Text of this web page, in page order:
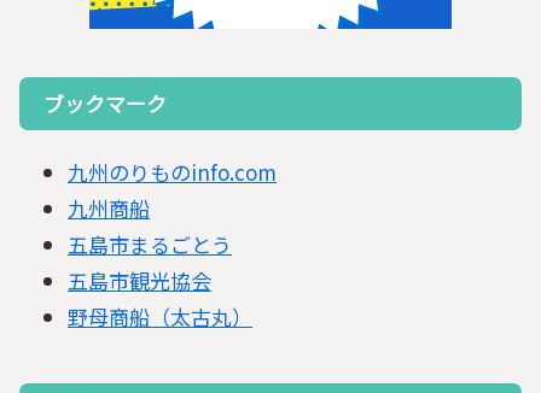
ブックマーク
九州のりものinfo.com
九州商船
五島市まるごとう
五島市観光協会
野母商船（太古丸）